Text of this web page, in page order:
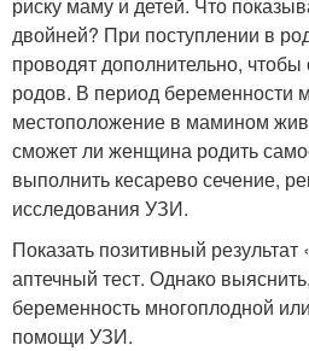
двойней? При поступлении в
проводят дополнительно, чтобы
родов. В период беременности
местоположение в мамином
сможет ли женщина родить
выполнить кесарево сечение,
исследования УЗИ.
Показать позитивный
аптечный тест. Однако
беременность многоплодной
помощи УЗИ.